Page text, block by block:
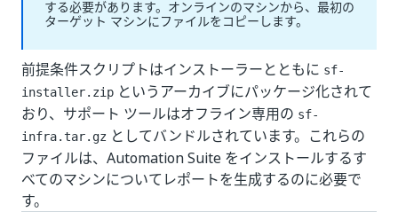
する必要があります。オンラインのマシンから、最初の
ターゲット マシンにファイルをコピーします。
前提条件スクリプトはインストーラーとともに sf-
installer.zip というアーカイブにパッケージ化されて
おり、サポート ツールはオフライン専用の sf-
infra.tar.gz としてバンドルされています。これらの
ファイルは、Automation Suite をインストールするす
べてのマシンについてレポートを生成するのに必要で
す。